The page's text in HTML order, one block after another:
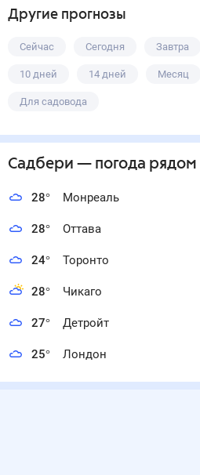
Другие прогнозы
Сейчас Сегодня Завтра
10 дней 14 дней Месяц
Для садовода
Садбери — погода рядом
28° Монреаль
28° Оттава
24° Торонто
28° Чикаго
27° Детройт
25° Лондон